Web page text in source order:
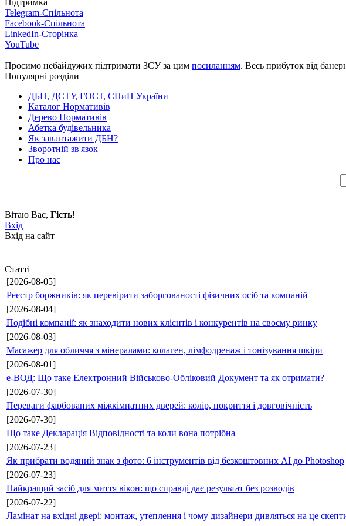
Telegram-Спільнота
Facebook-Спільнота
LinkedIn-Сторінка
YouTube
Просимо небайдужих підтримати ЗСУ за цим посиланням. Весь прибуток від
Популярні розділи
ДБН, ДСТУ, ГОСТ, СНиП України
Каталог Нормативів
Дерево Нормативів
Абетка будівельника
Як завантажити ДБН?
Зворотній зв'язок
Про нас
Вітаю Вас, Гість!
Вхід
Вхід на сайт
Статті
[2026-08-05]
Реєстр боржників: як перевірити заборгованості фізичних осіб та компаній
[2026-08-04]
Подібні компанії: як знаходити нових клієнтів і конкурентів на своєму ринку
[2026-08-03]
Масажер для обличчя з мінералами: колаген, лімфодренаж і тонізування шкіри
[2026-08-01]
е-ВОД: Що таке Електронний Військово-Обліковий Документ та як отримати?
[2026-07-30]
Переваги фарбованих міжкімнатних дверей: колір, покриття і довговічність
[2026-07-30]
Що таке Декларація Відповідності та коли вона потрібна
[2026-07-23]
Як прибрати водяний знак з фото: 6 інструментів від безкоштовних AI до Photoshop
[2026-07-23]
Найкращий засіб для миття вікон: що справді дає результат без розводів
[2026-07-22]
Ламінат на вхідні двері: монтаж, утеплення і чому дизайнери дивляться на це